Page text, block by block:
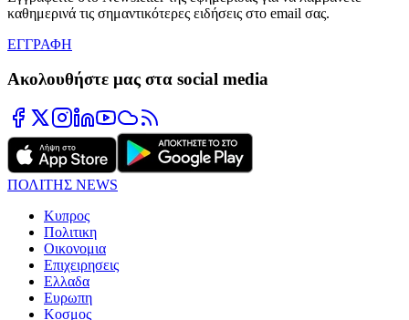
καθημερινά τις σημαντικότερες ειδήσεις στο email σας.
ΕΓΓΡΑΦΗ
Ακολουθήστε μας στα social media
ΠΟΛΙΤΗΣ NEWS
Κυπρος
Πολιτικη
Οικονομια
Επιχειρησεις
Ελλαδα
Ευρωπη
Κοσμος